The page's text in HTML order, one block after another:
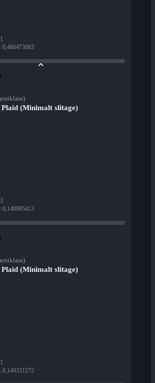
: 0,486473083
(Minimalt slitage)
: 0,140995413
(Minimalt slitage)
: 0,149331272